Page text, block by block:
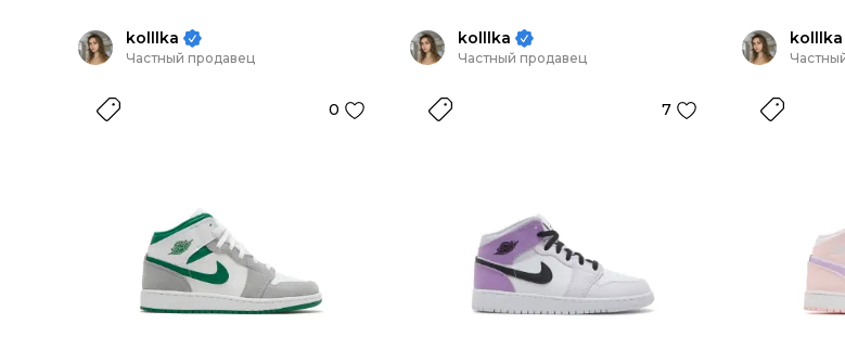
kolllka
Частный продавец
0
kolllka
Частный продавец
7
kolllka